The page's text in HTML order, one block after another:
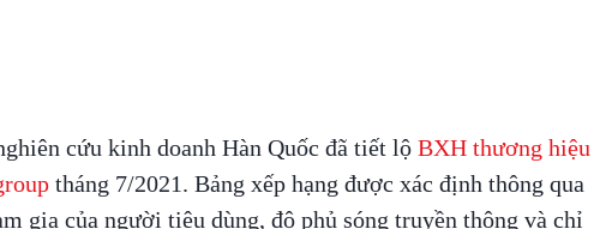
cứu kinh doanh Hàn Quốc đã tiết lộ BXH thương hiệu
tháng 7/2021. Bảng xếp hạng được xác định thông qua
gia của người tiêu dùng, độ phủ sóng truyền thông và chỉ